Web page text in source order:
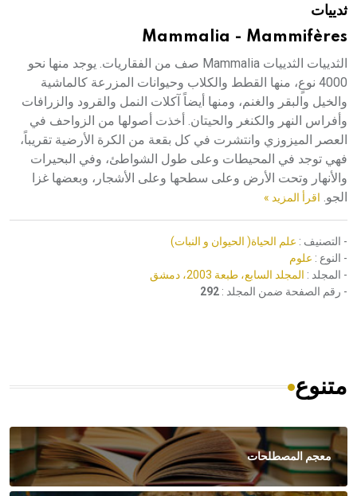
ثدييات
Mammalia - Mammifères
الثدييات الثدييات Mammalia صف من الفقاريات. يوجد منها نحو
4000 نوعٍ، منها القطط والكلاب وحيوانات المزرعة كالماشية
والخيل والبقر والغنم، ومنها أيضاً آكلات النمل والقرود والزرافات
وأفراس النهر والكنغر والحيتان. أخذت أصولها من الزواحف في
العصر الميزوزي وانتشرت في كل بقعة من الكرة الأرضية تقريباً،
فهي توجد في المحيطات وعلى طول الشواطئ، وفي البحيرات
والأنهار وتحت الأرض وعلى سطحها وعلى الأشجار، وبعضها غزا
الجو. اقرأ المزيد »
- التصنيف : علم الحياة( الحيوان و النبات)
- النوع : علوم
- المجلد : المجلد السابع، طبعة 2003، دمشق
- رقم الصفحة ضمن المجلد : 292
متنوع
معجم المصطلحات